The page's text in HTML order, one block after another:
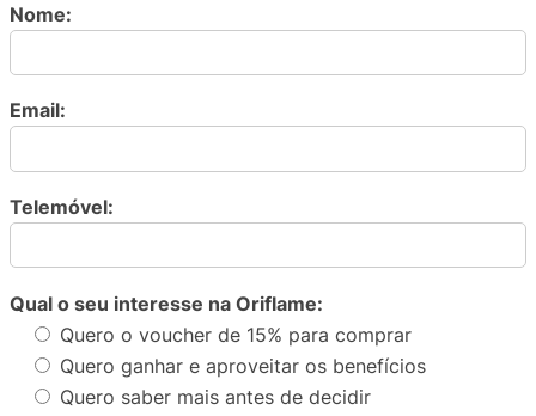
Nome:
Email:
Telemóvel:
Qual o seu interesse na Oriflame:
Quero o voucher de 15% para comprar
Quero ganhar e aproveitar os benefícios
Quero saber mais antes de decidir